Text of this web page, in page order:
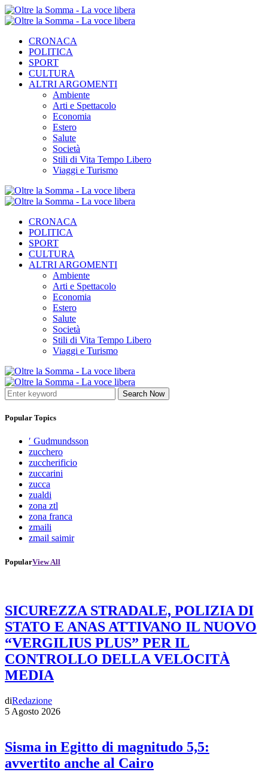
CRONACA
POLITICA
SPORT
CULTURA
ALTRI ARGOMENTI
Ambiente
Arti e Spettacolo
Economia
Estero
Salute
Società
Stili di Vita Tempo Libero
Viaggi e Turismo
CRONACA
POLITICA
SPORT
CULTURA
ALTRI ARGOMENTI
Ambiente
Arti e Spettacolo
Economia
Estero
Salute
Società
Stili di Vita Tempo Libero
Viaggi e Turismo
Search Now
Popular Topics
′ Gudmundsson
zucchero
zuccherificio
zuccarini
zucca
zualdi
zona ztl
zona franca
zmaili
zmail saimir
PopularView All
SICUREZZA STRADALE, POLIZIA DI
STATO E ANAS ATTIVANO IL NUOVO
“VERGILIUS PLUS” PER IL
CONTROLLO DELLA VELOCITÀ
MEDIA
diRedazione
5 Agosto 2026
Sisma in Egitto di magnitudo 5,5:
avvertito anche al Cairo